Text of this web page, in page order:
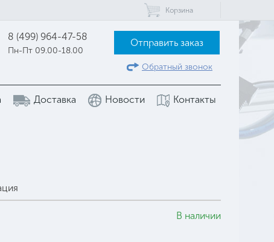
Корзина
8 (499) 964-47-58
Пн-Пт 09.00-18.00
Отправить заказ
Обратный звонок
Доставка Новости Контакты
В наличии